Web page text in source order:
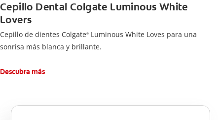
Cepillo Dental Colgate Luminous White
Lovers
Cepillo de dientes Colgate® Luminous White Loves para una
sonrisa más blanca y brillante.
Descubra más